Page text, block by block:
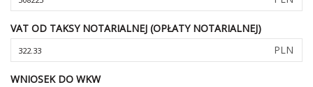
VAT OD TAKSY NOTARIALNEJ (OPŁATY NOTARIALNEJ)
PLN
WNIOSEK DO WKW